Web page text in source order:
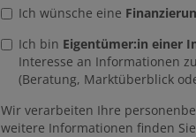
Ich wünsche eine
Ich bin Eigentümer:in einer
Interesse an Informationen
(Beratung, Marktüberblick
Wir verarbeiten Ihre
weitere Informationen finden Sie